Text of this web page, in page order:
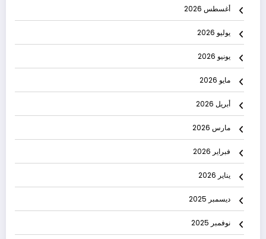
أغسطس 2026
يوليو 2026
يونيو 2026
مايو 2026
أبريل 2026
مارس 2026
فبراير 2026
يناير 2026
ديسمبر 2025
نوفمبر 2025